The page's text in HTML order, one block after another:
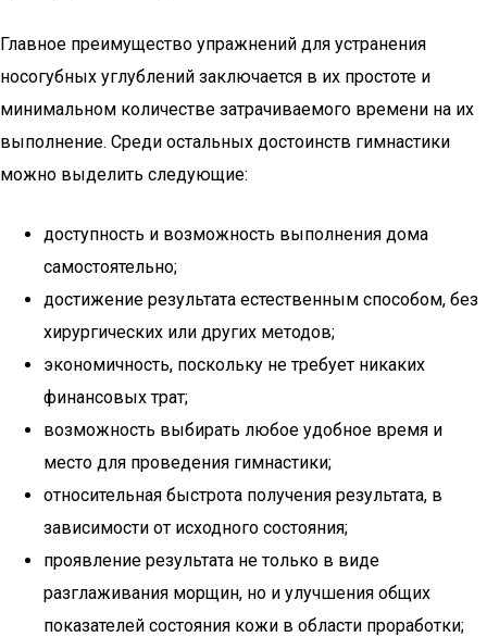
Главное преимущество упражнений для устранения
носогубных углублений заключается в их простоте и
минимальном количестве затрачиваемого времени на их
выполнение. Среди остальных достоинств гимнастики
можно выделить следующие:
доступность и возможность выполнения дома
самостоятельно;
достижение результата естественным способом, без
хирургических или других методов;
экономичность, поскольку не требует никаких
финансовых трат;
возможность выбирать любое удобное время и
место для проведения гимнастики;
относительная быстрота получения результата, в
зависимости от исходного состояния;
проявление результата не только в виде
разглаживания морщин, но и улучшения общих
показателей состояния кожи в области проработки;